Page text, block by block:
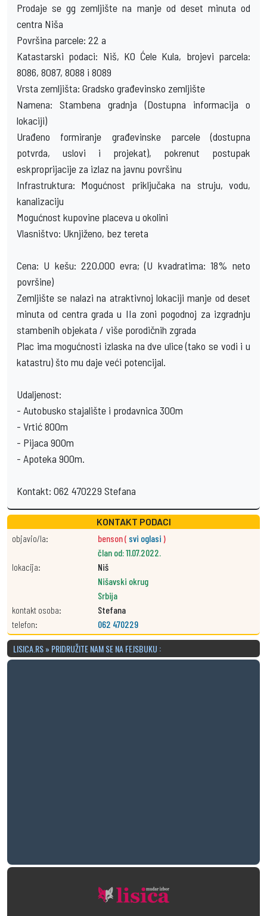
Prodaje se gg zemljište na manje od deset minuta od
centra Niša
Površina parcele: 22 a
Katastarski podaci: Niš, KO Ćele Kula, brojevi parcela:
8086, 8087, 8088 i 8089
Vrsta zemljišta: Gradsko građevinsko zemljište
Namena: Stambena gradnja (Dostupna informacija o
lokaciji)
Urađeno formiranje građevinske parcele (dostupna
potvrda, uslovi i projekat), pokrenut postupak
eskproprijacije za izlaz na javnu površinu
Infrastruktura: Mogućnost priključaka na struju, vodu,
kanalizaciju
Mogućnost kupovine placeva u okolini
Vlasništvo: Uknjiženo, bez tereta
Cena: U kešu: 220.000 evra; (U kvadratima: 18% neto
površine)
Zemljište se nalazi na atraktivnoj lokaciji manje od deset
minuta od centra grada u IIa zoni pogodnoj za izgradnju
stambenih objekata / više porodičnih zgrada
Plac ima mogućnosti izlaska na dve ulice (tako se vodi i u
katastru) što mu daje veći potencijal.
Udaljenost:
- Autobusko stajalište i prodavnica 300m
- Vrtić 800m
- Pijaca 900m
- Apoteka 900m.
Kontakt: 062 470229 Stefana
KONTAKT PODACI
objavio/la:
benson ( svi oglasi )
član od: 11.07.2022.
lokacija:
Niš
Nišavski okrug
Srbija
kontakt osoba:
Stefana
telefon:
062 470229
LISICA.RS » PRIDRUŽITE NAM SE NA FEJSBUKU :